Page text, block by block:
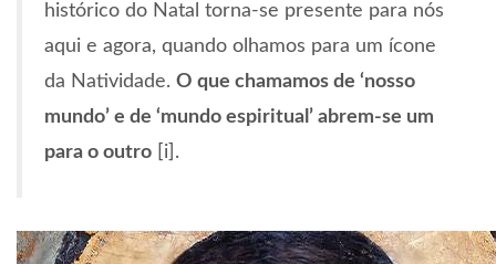
histórico do Natal torna-se presente para nós
aqui e agora, quando olhamos para um ícone
da Natividade. O que chamamos de ‘nosso
mundo’ e de ‘mundo espiritual’ abrem-se um
para o outro [i].